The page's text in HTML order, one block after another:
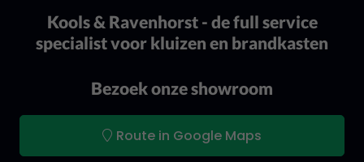
Kools & Ravenhorst - de full service
specialist voor kluizen en brandkasten
Bezoek onze showroom
Route in Google Maps